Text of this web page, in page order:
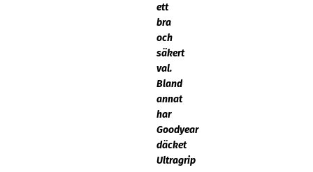
ett
bra
och
säkert
val.
Bland
annat
har
Goodyear
däcket
Ultragrip